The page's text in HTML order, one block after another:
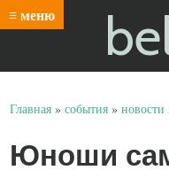
≡ меню
Главная » события » новости
Юноши